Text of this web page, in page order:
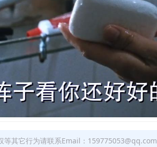
等其它行为请联系Email：159775053@qq.com